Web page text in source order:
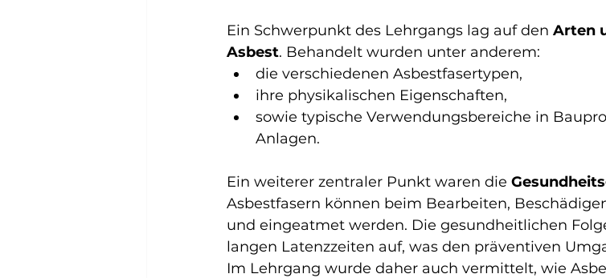
Ein Schwerpunkt des Lehrgangs lag auf den Arten
Asbest. Behandelt wurden unter anderem:
die verschiedenen Asbestfasertypen,
ihre physikalischen Eigenschaften,
sowie typische Verwendungsbereiche in
Anlagen.
Ein weiterer zentraler Punkt waren die
Asbestfasern können beim Bearbeiten,
und eingeatmet werden. Die gesundheitlichen
langen Latenzzeiten auf, was den präventiven
Im Lehrgang wurde daher auch vermittelt, wie